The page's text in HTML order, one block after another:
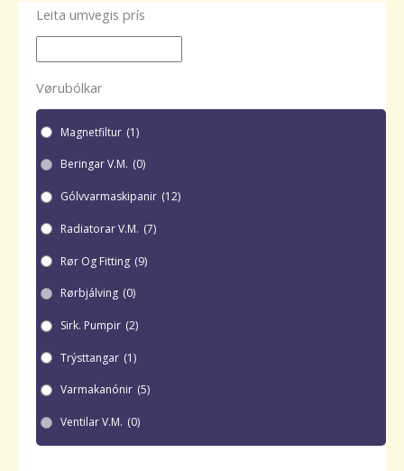
Leita umvegis prís
Vørubólkar
Magnetfiltur (1)
Beringar V.m. (0)
Gólvvarmaskipanir (12)
Radiatorar V.m. (7)
Rør Og Fitting (9)
Rørbjálving (0)
Sirk. Pumpir (2)
Trýsttangar (1)
Varmakanónir (5)
Ventilar V.m. (0)